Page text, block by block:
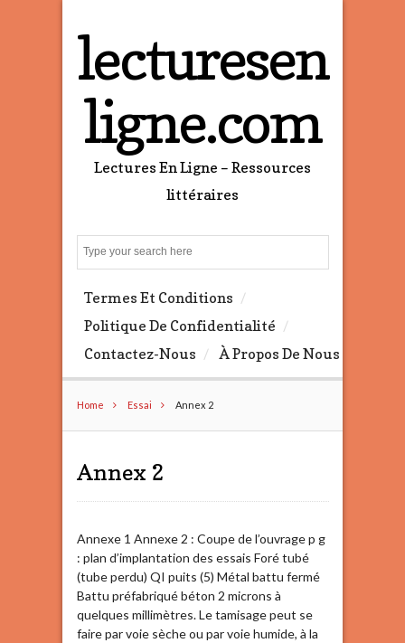
lecturesen
ligne.com
Lectures En Ligne – Ressources
littéraires
e
Termes Et Conditions
Politique De Confidentialité
Contactez-Nous
À Propos De Nous
Home Essai Annex 2
Annex 2
Annexe 1 Annexe 2 : Coupe de l’ouvrage p g
: plan d’implantation des essais Foré tubé
(tube perdu) QI puits (5) Métal battu fermé
Battu préfabriqué béton 2 microns à
quelques millimètres. Le tamisage peut se
faire par voie sèche ou par voie humide, à la